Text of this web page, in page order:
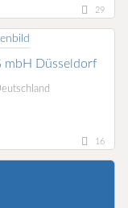
29
mbH Düsseldorf
16